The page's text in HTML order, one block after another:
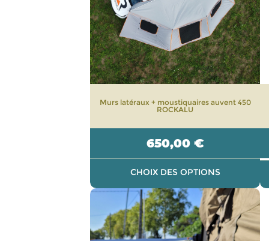
Murs latéraux + moustiquaires auvent 450
ROCKALU
650,00 €
CHOIX DES OPTIONS
options
peuvent
être
choisies
sur
la
du